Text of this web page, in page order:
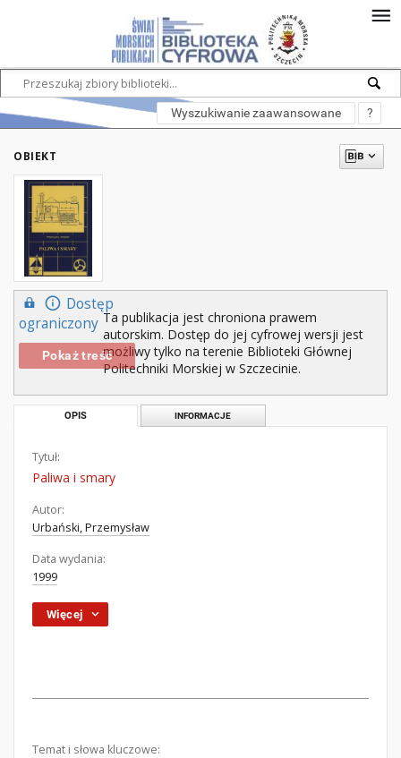
Wyszukiwanie zaawansowane ?
OBIEKT
Dostęp
ograniczony
Pokaż treść
Ta publikacja jest chroniona prawem
autorskim. Dostęp do jej cyfrowej wersji jest
możliwy tylko na terenie Biblioteki Głównej
Politechniki Morskiej w Szczecinie.
OPIS INFORMACJE
Tytuł:
Paliwa i smary
Autor:
Urbański, Przemysław
Data wydania:
1999
Więcej
Temat i słowa kluczowe: